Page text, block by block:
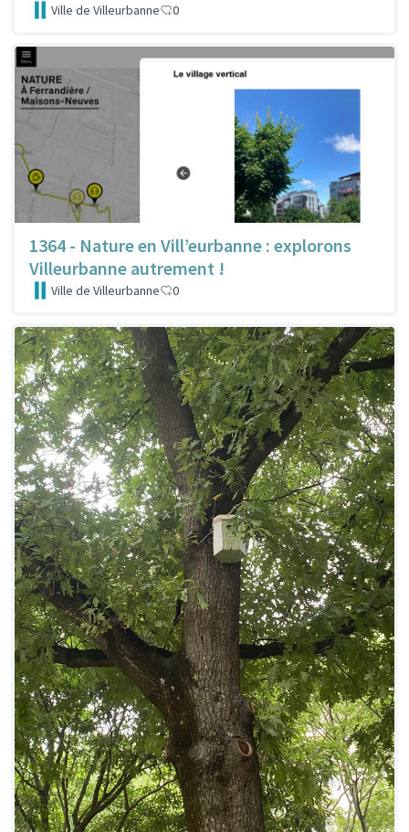
Ville de Villeurbanne 0
1364 - Nature en Vill’eurbanne : explorons
Villeurbanne autrement !
Ville de Villeurbanne 0